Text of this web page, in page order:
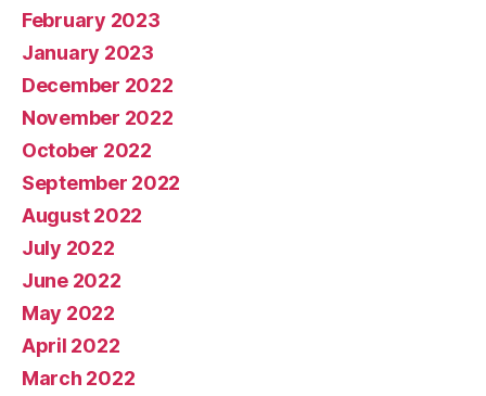
February 2023
January 2023
December 2022
November 2022
October 2022
September 2022
August 2022
July 2022
June 2022
May 2022
April 2022
March 2022